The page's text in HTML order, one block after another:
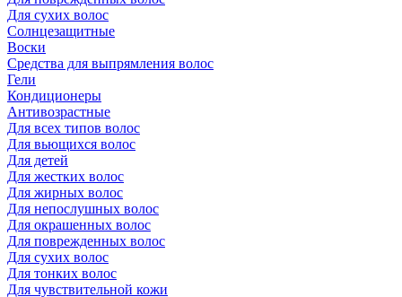
Для сухих волос
Солнцезащитные
Воски
Средства для выпрямления волос
Гели
Кондиционеры
Антивозрастные
Для всех типов волос
Для вьющихся волос
Для детей
Для жестких волос
Для жирных волос
Для непослушных волос
Для окрашенных волос
Для поврежденных волос
Для сухих волос
Для тонких волос
Для чувствительной кожи